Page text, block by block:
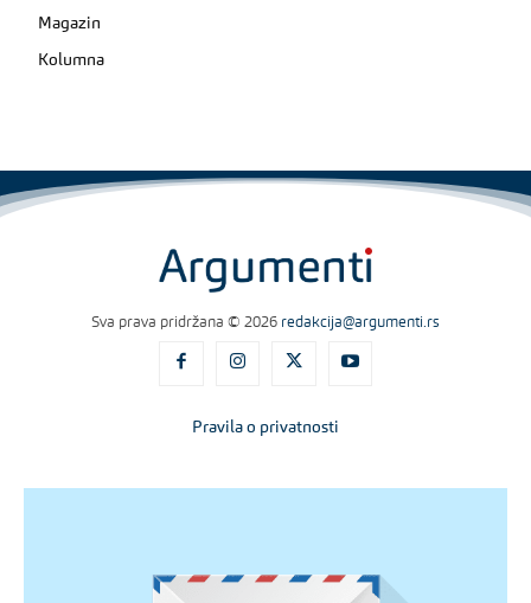
Magazin
Kolumna
Sva prava pridržana © 2026 redakcija@argumenti.rs
Pravila o privatnosti